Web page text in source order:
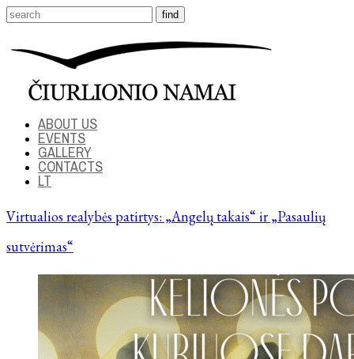
ABOUT US
EVENTS
GALLERY
CONTACTS
LT
Virtualios realybės patirtys: „Angelų takais“ ir „Pasaulių
sutvėrimas“